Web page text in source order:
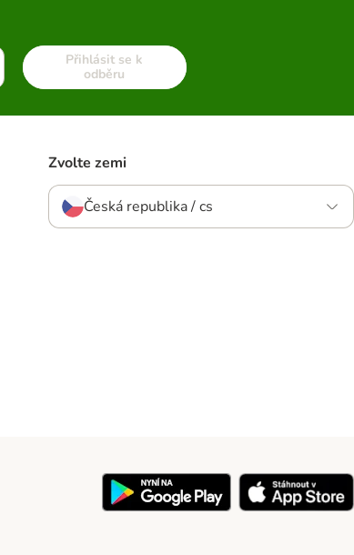
Přihlásit se k
odběru
Zvolte zemi
Česká republika / cs